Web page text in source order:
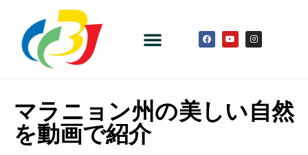
マラニョン州の美しい自然
を動画で紹介